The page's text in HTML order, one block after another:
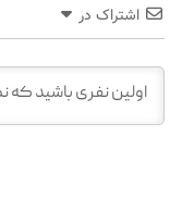
اشتراک در